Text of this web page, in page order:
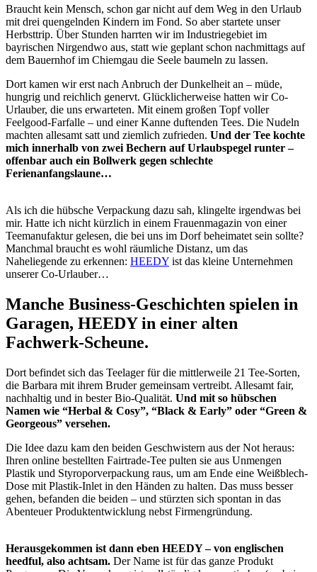
Braucht kein Mensch, schon gar nicht auf dem Weg in den Urlaub
mit drei quengelnden Kindern im Fond. So aber startete unser
Herbsttrip. Über Stunden harrten wir im Industriegebiet im
bayrischen Nirgendwo aus, statt wie geplant schon nachmittags auf
dem Bauernhof im Chiemgau die Seele baumeln zu lassen.
Dort kamen wir erst nach Anbruch der Dunkelheit an – müde,
hungrig und reichlich genervt. Glücklicherweise hatten wir Co-
Urlauber, die uns erwarteten. Mit einem großen Topf voller
Feelgood-Farfalle – und einer Kanne duftenden Tees. Die Nudeln
machten allesamt satt und ziemlich zufrieden. Und der Tee kochte
mich innerhalb von zwei Bechern auf Urlaubspegel runter –
offenbar auch ein Bollwerk gegen schlechte
Ferienanfangslaune…
Als ich die hübsche Verpackung dazu sah, klingelte irgendwas bei
mir. Hatte ich nicht kürzlich in einem Frauenmagazin von einer
Teemanufaktur gelesen, die bei uns im Dorf beheimatet sein sollte?
Manchmal braucht es wohl räumliche Distanz, um das
Naheliegende zu erkennen: HEEDY ist das kleine Unternehmen
unserer Co-Urlauber…
Manche Business-Geschichten spielen in
Garagen, HEEDY in einer alten
Fachwerk-Scheune.
Dort befindet sich das Teelager für die mittlerweile 21 Tee-Sorten,
die Barbara mit ihrem Bruder gemeinsam vertreibt. Allesamt fair,
nachhaltig und in bester Bio-Qualität. Und mit so hübschen
Namen wie “Herbal & Cosy”, “Black & Early” oder “Green &
Georgeous” versehen.
Die Idee dazu kam den beiden Geschwistern aus der Not heraus:
Ihren online bestellten Fairtrade-Tee pulten sie aus Unmengen
Plastik und Styroporverpackung raus, um am Ende eine Weißblech-
Dose mit Plastik-Inlet in den Händen zu halten. Das muss besser
gehen, befanden die beiden – und stürzten sich spontan in das
Abenteuer Produktentwicklung nebst Firmengründung.
Herausgekommen ist dann eben HEEDY – von englischen
heedful, also achtsam. Der Name ist für das ganze Produkt